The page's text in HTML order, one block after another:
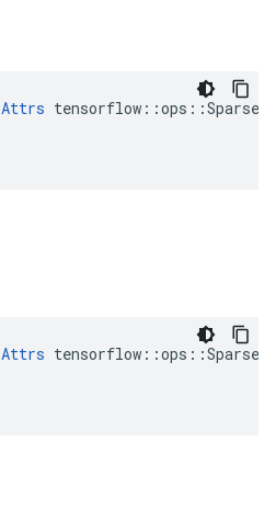
Attrs
Attrs